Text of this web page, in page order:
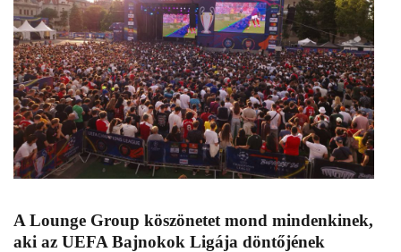
A Lounge Group köszönetet mond mindenkinek,
aki az UEFA Bajnokok Ligája döntőjének